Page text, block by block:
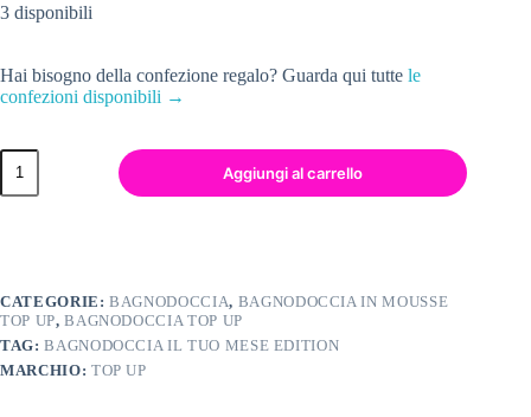
3 disponibili
Hai bisogno della confezione regalo? Guarda qui tutte le
confezioni disponibili →
Aggiungi al carrello
CATEGORIE:BAGNODOCCIA, BAGNODOCCIA IN MOUSSE
TOP UP,BAGNODOCCIA TOP UP
TAG:BAGNODOCCIA IL TUO MESE EDITION
MARCHIO: TOP UP